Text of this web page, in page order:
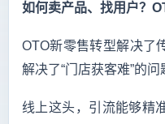
如何卖产品、找用户？
OTO新零售转型解决了
解决了“门店获客难”的问
线上这头，引流能够精